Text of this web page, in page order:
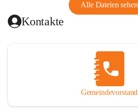
Alle Dateien sehen
Kontakte
Gemeindevorstand